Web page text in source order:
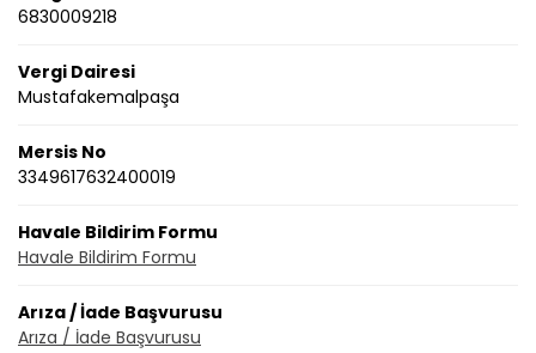
6830009218
Vergi Dairesi
Mustafakemalpaşa
Mersis No
3349617632400019
Havale Bildirim Formu
Havale Bildirim Formu
Arıza / İade Başvurusu
Arıza / İade Başvurusu